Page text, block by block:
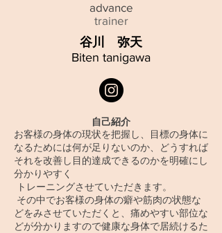
​advance
trainer
谷川 弥天
Biten tanigawa
自己紹介
お客様の身体の現状を把握し、目標の身体に
なるためには何が足りないのか、どうすれば
それを改善し目的達成できるのかを明確にし
分かりやすく
トレーニングさせていただきます。
その中でお客様の身体の癖や筋肉の状態な
どをみさせていただくと、痛めやすい部位な
どが分かりますので健康な身体で居続けるた